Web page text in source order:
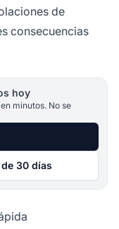
de
consecuencias
hoy
minutos. No se
30 días